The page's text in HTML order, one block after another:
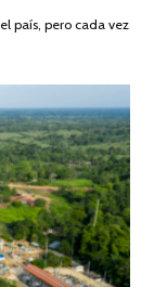
país, pero cada vez